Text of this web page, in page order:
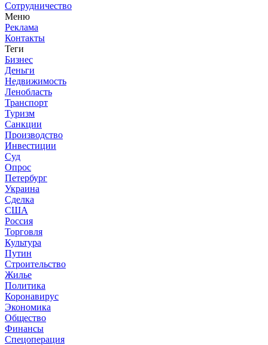
Сотрудничество
Меню
Реклама
Контакты
Теги
Бизнес
Деньги
Недвижимость
Ленобласть
Транспорт
Туризм
Санкции
Производство
Инвестиции
Суд
Опрос
Петербург
Украина
Сделка
США
Россия
Торговля
Культура
Путин
Строительство
Жилье
Политика
Коронавирус
Экономика
Общество
Финансы
Спецоперация